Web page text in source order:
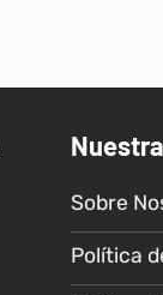
Sobre
Política